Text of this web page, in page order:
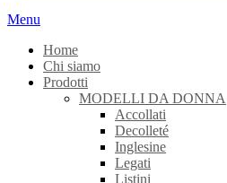
Menu
Home
Chi siamo
Prodotti
MODELLI DA DONNA
Accollati
Decolleté
Inglesine
Legati
Listini